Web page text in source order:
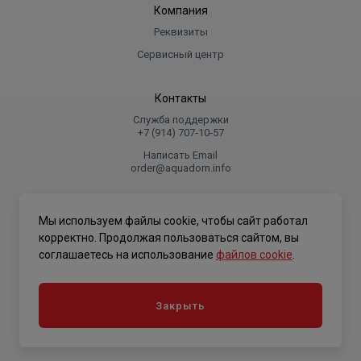
Компания
Реквизиты
Сервисный центр
Контакты
Служба поддержки
+7 (914) 707‑10‑57
Написать Email
order@aquadom.info
.
Мы используем файлы cookie, чтобы сайт работал
корректно. Продолжая пользоваться сайтом, вы
соглашаетесь на использование файлов cookie
Закрыть